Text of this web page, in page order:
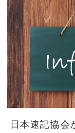
日本速記協会